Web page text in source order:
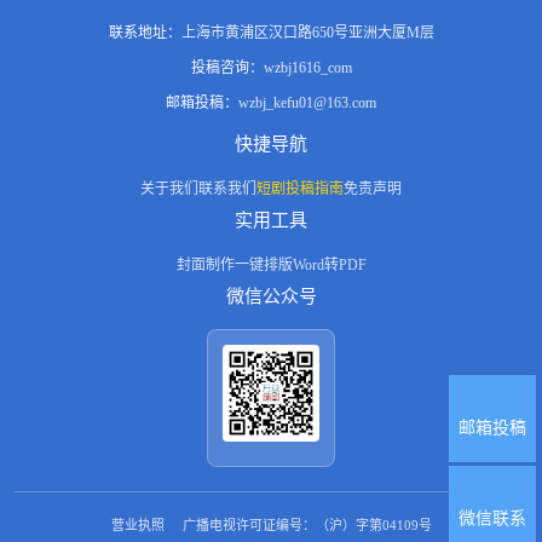
邮箱投稿
微信联系
利，“想要我出力，居间佣金必须签署书面协议锁定。融资落地，酬劳
他没有任何谈判筹码。长久沉默过后，只能艰难点头。 王诚眼底闪过
一丝不易察觉的欣喜，转瞬掩藏妥当：“我尽力沟通，但陈砚心思缜
掩盖资金缺口。” “造假？一旦败露，再也没有任何回旋余地。”林绍远
本能抗拒，内心却已经开始动摇。 “对比公司破产，这是当下唯一的
机会。”王诚语调平缓，持续潜移默化诱导。 另一边，周曼整理情报
向陈砚汇报，线人拍到王诚傍晚出入启星大厦。 “看样子他们打算铤
知对接人，放宽流水提交时限。人只有放松警惕的时候，才会主动暴
露所有底牌。” 所有人都笃定手握博弈筹码。有人期盼融资翻盘，有
待猎物踏入精心布置的圈套。 第3集 地点：茶室包厢，三日之后 阴雨
依旧没有消散。林绍远准时赴约，刻意收拾出从容状态，公文袋内装
着财务篡改完毕的流水报表。王诚随同前来，主动拉开椅子落座，准
备随时出面缓和冲突。 简单寒暄结束，林绍远将装订整齐的文件推至
桌子中央：“按照要求整理完毕，陈总可以审阅。后续实地尽调，我们
全力配合。” 陈砚没有立刻翻阅资料，目光稳稳定格在林绍远脸上：
“整理这些材料，耗费了你不少精力。” 他拿起报表，一页页缓慢翻
阅，视线逐行核对数字，全程神情没有起伏。包厢只剩下雨水敲打玻
传来低语——元初纪元回应。三人做出抉择，释放元初纪元。元初遗
族重临万界，四方来朝签订共存协定。至尊残魂聚合体在废弃战场诞
探测到混沌海边缘之外的未知信号，三人启程探索。发现紫晶纪元
——另一个被封印的更古文明。真相揭露：封印之门不止一扇，所有
被封印的纪元层层嵌套在同一扇门中。全剧终章——四方势力齐聚裂
痕边城，商讨探索第三扇原点之门的计划。画面定格：三人并肩而
相，先后重逢旧爱江凌致、愧疚旧人周纪豫，二人都因她酷似秦嫄的
LenRa目睹其他男人靠近，生出极强占有敌意；周滔天发现她是迟早
的事，但中途居然撞上同为穿越者的037级快穿大佬，居然是系统出现
并肩同行，成功结算世界任务。
联系地址： 上海市黄浦区汉口路650号亚洲大厦M层
投稿咨询： wzbj1616_com
邮箱投稿： wzbj_kefu01@163.com
快捷导航
关于我们 联系我们 短剧投稿指南免责声明
实用工具
封面制作一键排版Word转PDF
微信公众号
营业执照 广播电视许可证编号：（沪）字第04109号